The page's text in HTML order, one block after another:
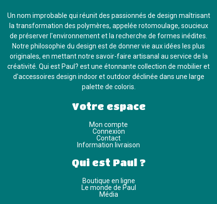
Un nom improbable qui réunit des passionnés de design maîtrisant
la transformation des polymères, appelée rotomoulage, soucieux
de préserver l'environnement et la recherche de formes inédites.
Notre philosophie du design est de donner vie aux idées les plus
originales, en mettant notre savoir-faire artisanal au service de la
créativité. Qui est Paul? est une étonnante collection de mobilier et
d'accessoires design indoor et outdoor déclinée dans une large
palette de coloris.
Votre espace
Mon compte
Connexion
Contact
Information livraison
Qui est Paul ?
Boutique en ligne
Le monde de Paul
Média